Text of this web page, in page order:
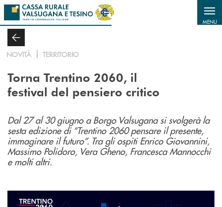
Salta al contenuto principale
MENU
NOVITÀ TERRITORIO
Torna Trentino 2060, il
festival del pensiero critico
Dal 27 al 30 giugno a Borgo Valsugana si svolgerà la
sesta edizione di “Trentino 2060 pensare il presente,
immaginare il futuro”. Tra gli ospiti Enrico Giovannini,
Massimo Polidoro, Vera Gheno, Francesca Mannocchi
e molti altri.